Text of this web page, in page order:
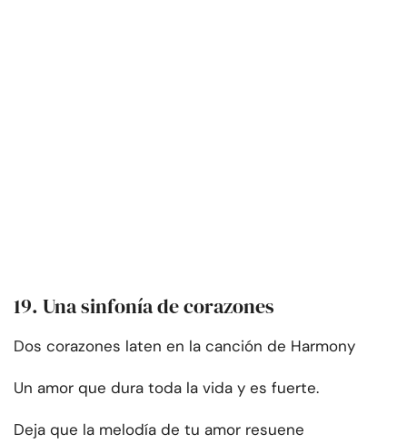
19. Una sinfonía de corazones
Dos corazones laten en la canción de Harmony
Un amor que dura toda la vida y es fuerte.
Deja que la melodía de tu amor resuene